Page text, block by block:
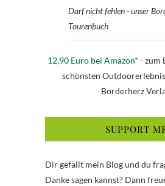
Darf nicht fehlen - unser
Tourenbuch
12,90 Euro bei Amazon* - zum
schönsten
Borderherz
SUPPORT
Dir gefällt mein Blog und du
Danke sagen kannst? Dann